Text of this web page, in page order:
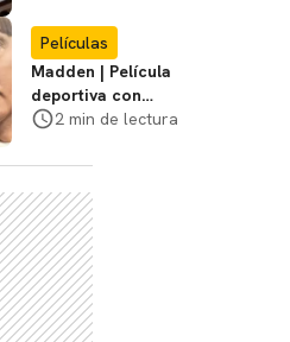
Películas
Madden | Película
deportiva con
Nicolas Cage tendrá
cines
2 min de lectura